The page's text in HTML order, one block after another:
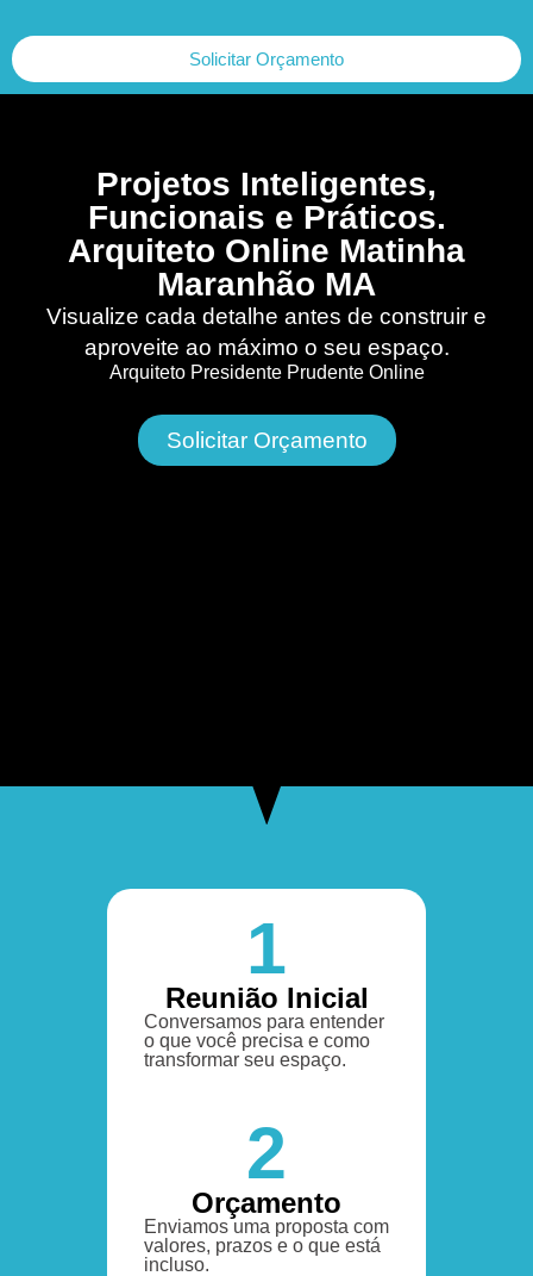
Solicitar Orçamento
Projetos Inteligentes,
Funcionais e Práticos.
Arquiteto Online Matinha
Maranhão MA
Visualize cada detalhe antes de construir e
aproveite ao máximo o seu espaço.
Arquiteto Presidente Prudente Online
Solicitar Orçamento
1
Reunião Inicial
Conversamos para entender
o que você precisa e como
transformar seu espaço.
2
Orçamento
Enviamos uma proposta com
valores, prazos e o que está
incluso.